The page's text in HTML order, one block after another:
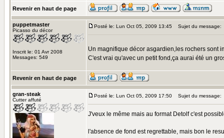
Revenir en haut de page
puppetmaster
Picasso du décor
Inscrit le: 01 Avr 2008
Messages: 549
Posté le: Lun Oct 05, 2009 13:45 Sujet du message:
Un magnifique décor asgardien,les rochers sont
C'est vrai qu'avec un petit fond,ça aurai été un
Revenir en haut de page
gran-steak
Cutter affuté
Posté le: Lun Oct 05, 2009 17:50 Sujet du message:
J'veux le même mais au format Detolf c'est
l'absence de fond est regrettable, mais bon le